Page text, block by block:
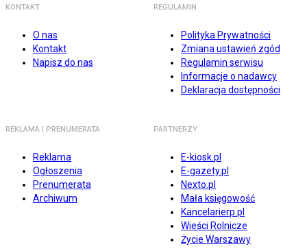
KONTAKT
O nas
Kontakt
Napisz do nas
REGULAMIN
Polityka Prywatności
Zmiana ustawień zgód
Regulamin serwisu
Informacje o nadawcy
Deklaracja dostępności
REKLAMA I PRENUMERATA
Reklama
Ogłoszenia
Prenumerata
Archiwum
PARTNERZY
E-kiosk.pl
E-gazety.pl
Nexto.pl
Mała księgowość
Kancelarierp.pl
Wieści Rolnicze
Życie Warszawy